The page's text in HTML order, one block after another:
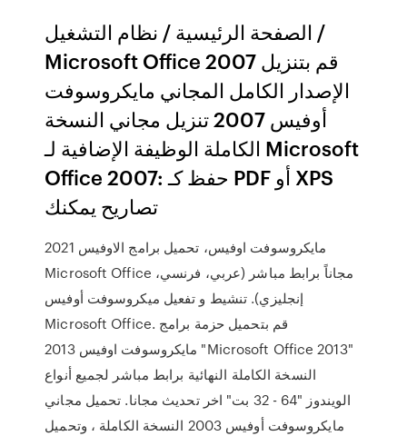
الصفحة الرئيسية / نظام التشغيل /
Microsoft Office 2007 قم بتنزيل
الإصدار الكامل المجاني مايكروسوفت
أوفيس 2007 تنزيل مجاني النسخة
الكاملة الوظيفة الإضافية لـ Microsoft
Office 2007: حفظ كـ PDF أو XPS
تصاريح يمكنك
مايكروسوفت اوفيس، تحميل برامج الاوفيس 2021
Microsoft Office مجاناً برابط مباشر (عربي، فرنسي،
إنجليزي). تنشيط و تفعيل ميكروسوفت أوفيس
Microsoft Office. قم بتحميل حزمة برامج
مايكروسوفت اوفيس 2013 "Microsoft Office 2013"
النسخة الكاملة النهائية برابط مباشر لجميع أنواع
الويندوز "64 - 32 بت" اخر تحديث مجانا. تحميل مجاني
مايكروسوفت أوفيس 2003 النسخة الكاملة ، وتحميل